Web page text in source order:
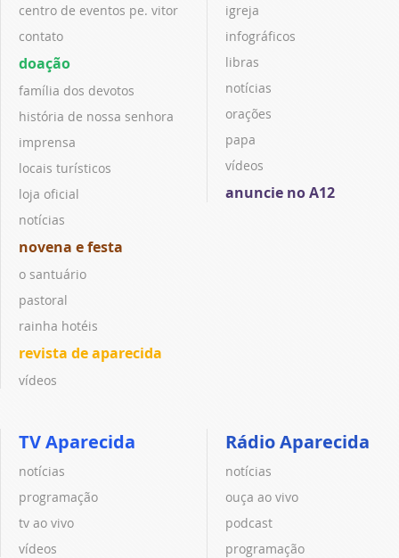
centro de eventos pe. vitor
contato
doação
família dos devotos
história de nossa senhora
imprensa
locais turísticos
loja oficial
notícias
novena e festa
o santuário
pastoral
rainha hotéis
revista de aparecida
vídeos
igreja
infográficos
libras
notícias
orações
papa
vídeos
anuncie no A12
TV Aparecida
notícias
programação
tv ao vivo
vídeos
Rádio Aparecida
notícias
ouça ao vivo
podcast
programação